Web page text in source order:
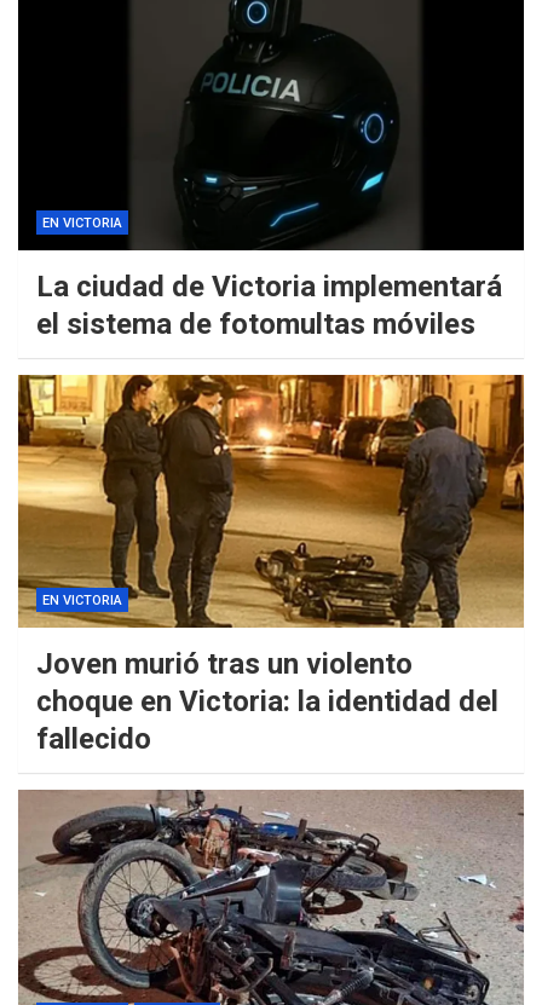
EN VICTORIA
La ciudad de Victoria implementará
el sistema de fotomultas móviles
EN VICTORIA
Joven murió tras un violento
choque en Victoria: la identidad del
fallecido